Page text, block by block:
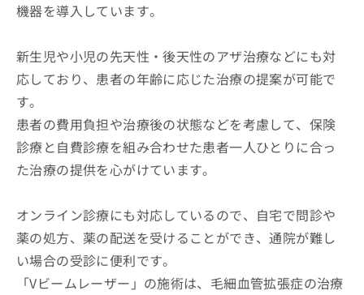
機器を導入しています。
新生児や小児の先天性・後天性のアザ治療などにも対
応しており、患者の年齢に応じた治療の提案が可能で
す。
患者の費用負担や治療後の状態などを考慮して、保険
診療と自費診療を組み合わせた患者一人ひとりに合っ
た治療の提供を心がけています。
オンライン診療にも対応しているので、自宅で問診や
薬の処方、薬の配送を受けることができ、通院が難し
い場合の受診に便利です。
「Vビームレーザー」の施術は、毛細血管拡張症の治療